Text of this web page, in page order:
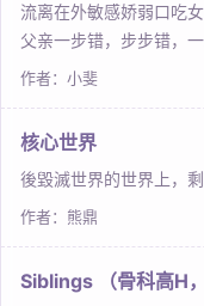
流离在外敏感娇弱口吃
父亲一步错，步步错，
作者：小斐
核心世界
後毀滅世界的世界上，
作者：熊鼎
Siblings （骨科高H，